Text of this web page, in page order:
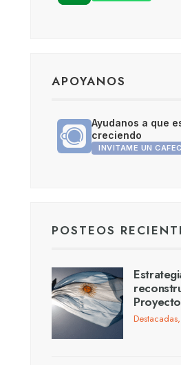
APOYANOS
Ayudanos a que
creciendo
INVITAME UN
POSTEOS
Destacadas,